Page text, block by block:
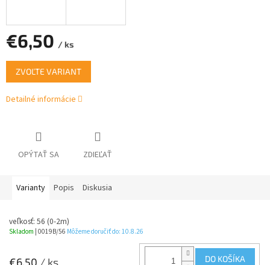
€6,50 / ks
Jednotková
cena:
ZVOĽTE VARIANT
Detailné informácie
OPÝTAŤ SA ZDIEĽAŤ
Varianty Popis Diskusia
veľkosť: 56 (0-2m)
Skladom | 0019B/56 Môžeme doručiť do: 10.8.26
€6,50 / ks DO KOŠÍKA